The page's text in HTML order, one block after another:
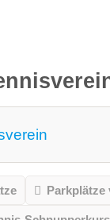
Parkplätze